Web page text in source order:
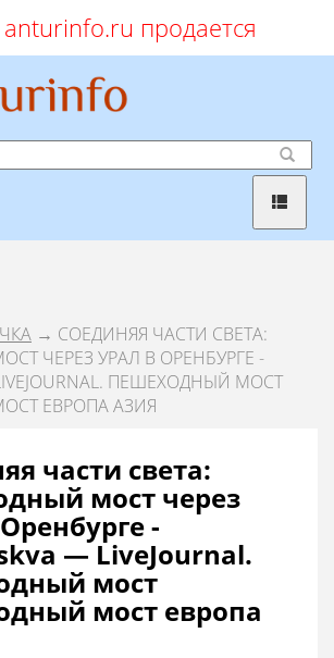
продается
→ СОЕДИНЯЯ ЧАСТИ СВЕТА:
ЧЕРЕЗ УРАЛ В ОРЕНБУРГЕ -
ПЕШЕХОДНЫЙ МОСТ
ЕВРОПА АЗИЯ
части света:
мост через
-
— LiveJournal.
мост
мост европа